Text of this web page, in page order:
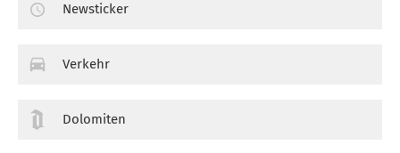
Newsticker
Verkehr
Dolomiten